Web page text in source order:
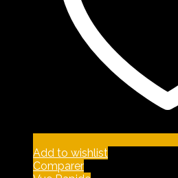
Add to wishlist
Comparer